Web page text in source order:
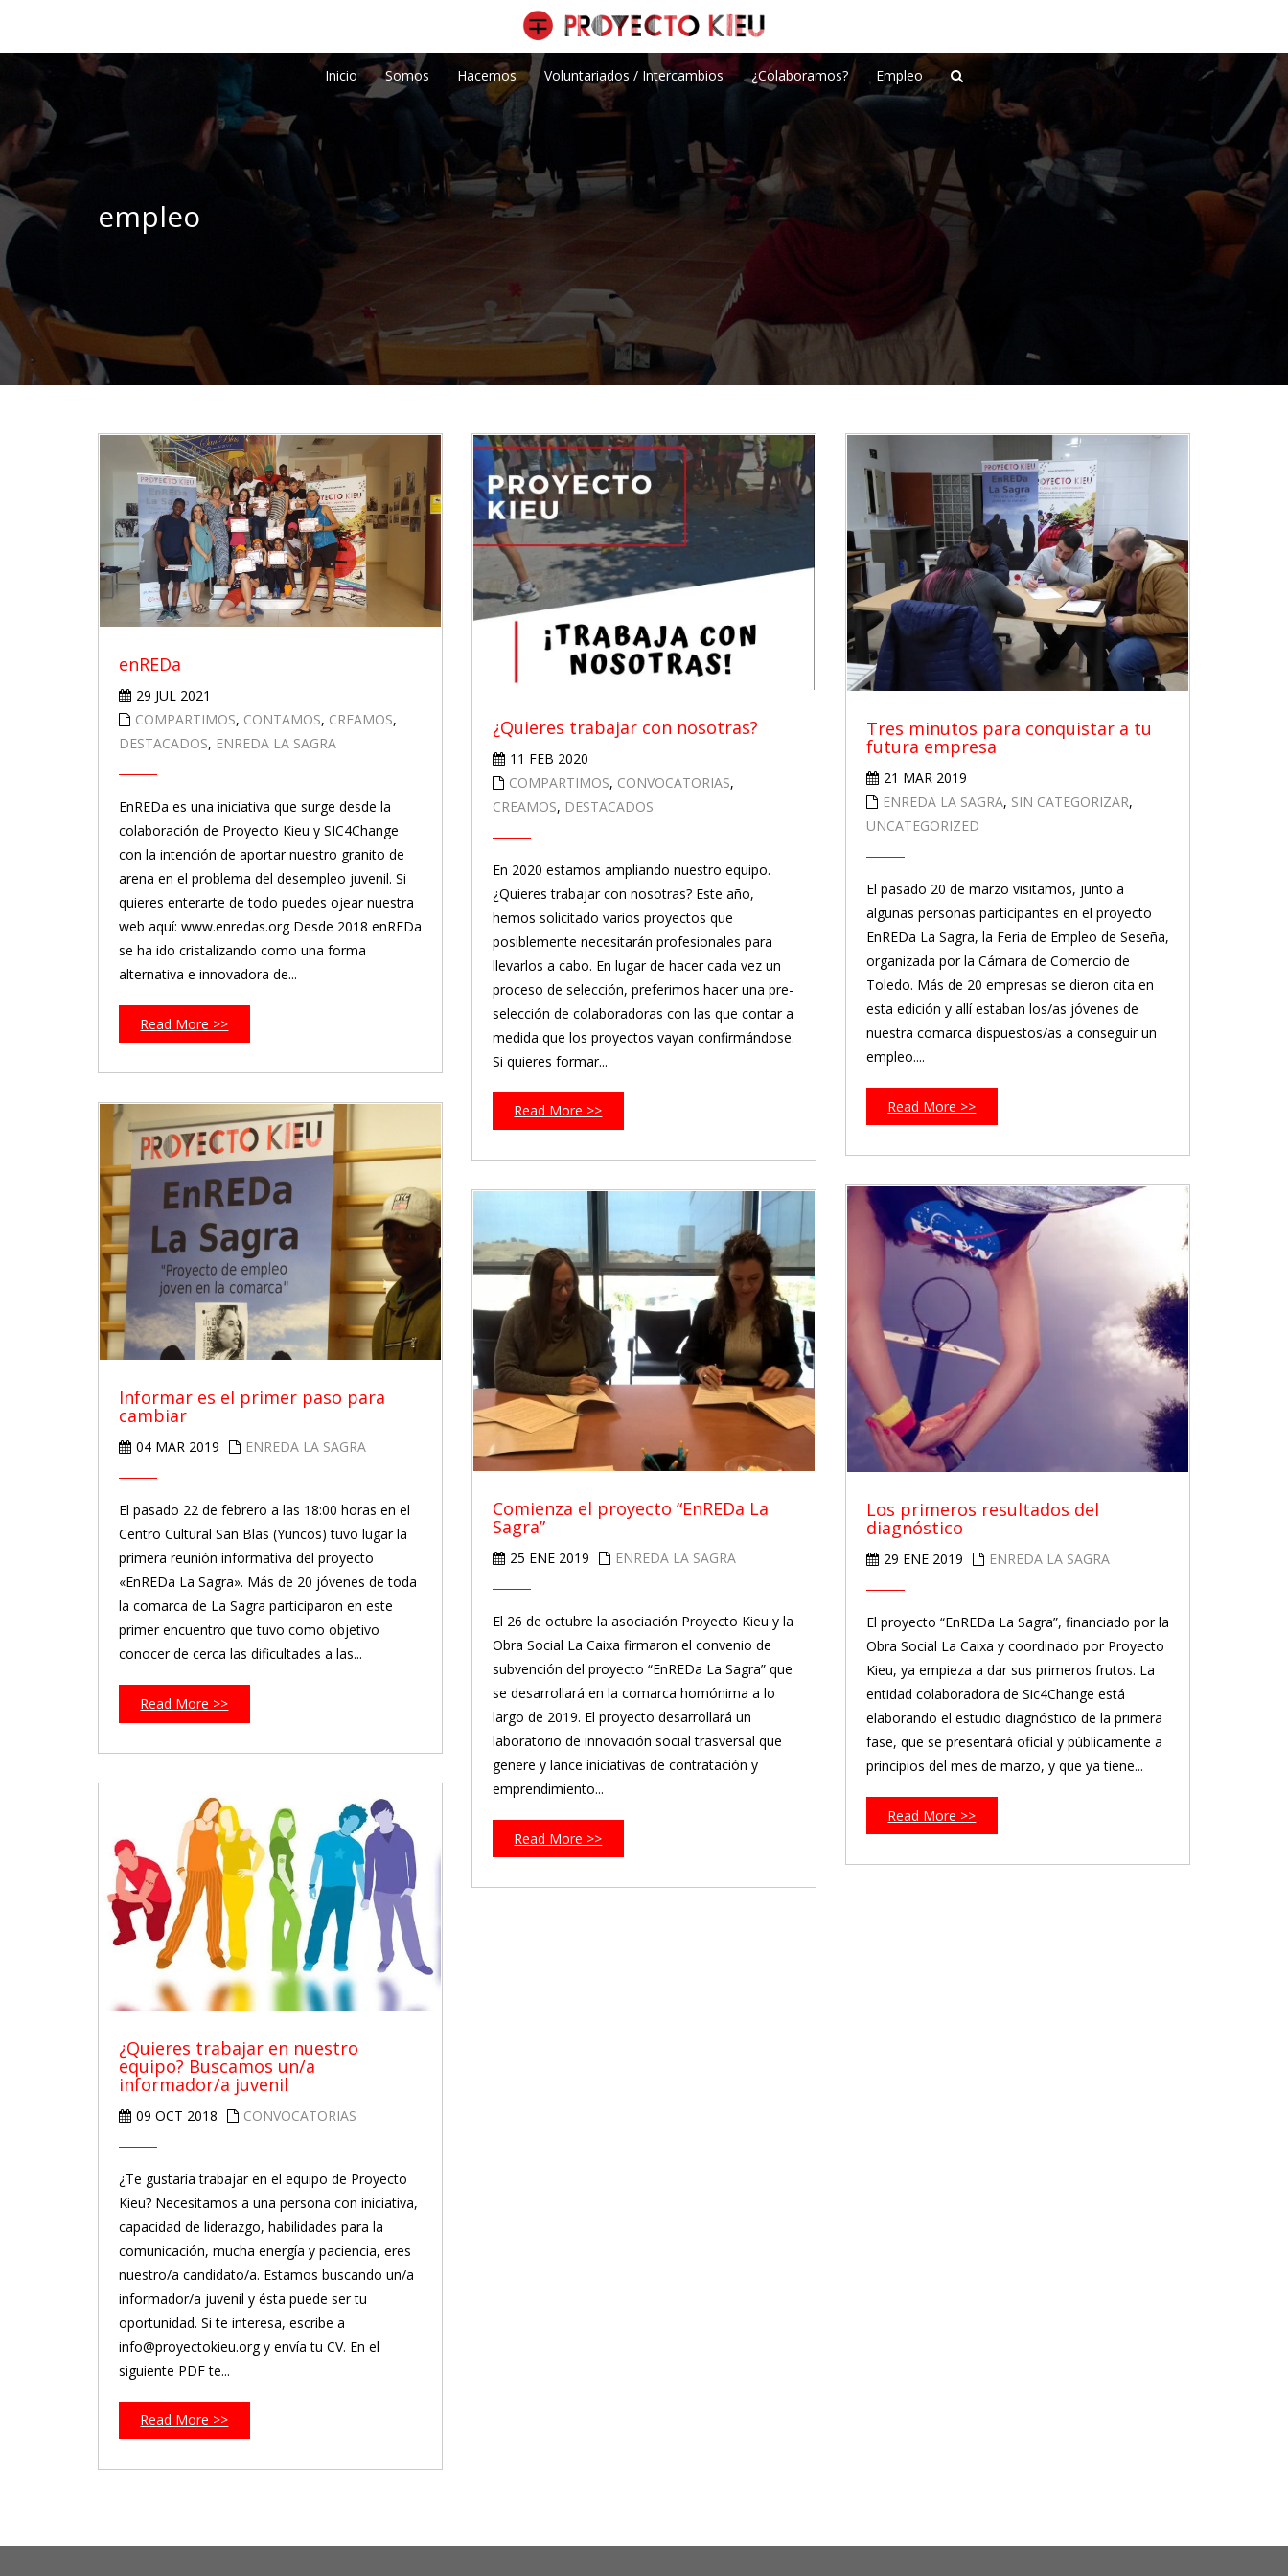
Inicio Somos Hacemos Voluntariados / Intercambios ¿Colaboramos? Empleo
empleo
enREDa
29 JUL 2021
COMPARTIMOS, CONTAMOS, CREAMOS,
DESTACADOS, ENREDA LA SAGRA
EnREDa es una iniciativa que surge desde la
colaboración de Proyecto Kieu y SIC4Change
con la intención de aportar nuestro granito de
arena en el problema del desempleo juvenil. Si
quieres enterarte de todo puedes ojear nuestra
web aquí: www.enredas.org Desde 2018 enREDa
se ha ido cristalizando como una forma
alternativa e innovadora de...
Read More >>
¿Quieres trabajar con nosotras?
11 FEB 2020
COMPARTIMOS, CONVOCATORIAS,
CREAMOS, DESTACADOS
En 2020 estamos ampliando nuestro equipo.
¿Quieres trabajar con nosotras? Este año,
hemos solicitado varios proyectos que
posiblemente necesitarán profesionales para
llevarlos a cabo. En lugar de hacer cada vez un
proceso de selección, preferimos hacer una pre-
selección de colaboradoras con las que contar a
medida que los proyectos vayan confirmándose.
Si quieres formar...
Read More >>
Tres minutos para conquistar a tu
futura empresa
21 MAR 2019
ENREDA LA SAGRA, SIN CATEGORIZAR,
UNCATEGORIZED
El pasado 20 de marzo visitamos, junto a
algunas personas participantes en el proyecto
EnREDa La Sagra, la Feria de Empleo de Seseña,
organizada por la Cámara de Comercio de
Toledo. Más de 20 empresas se dieron cita en
esta edición y allí estaban los/as jóvenes de
nuestra comarca dispuestos/as a conseguir un
empleo....
Read More >>
Informar es el primer paso para
cambiar
04 MAR 2019 ENREDA LA SAGRA
El pasado 22 de febrero a las 18:00 horas en el
Centro Cultural San Blas (Yuncos) tuvo lugar la
primera reunión informativa del proyecto
«EnREDa La Sagra». Más de 20 jóvenes de toda
la comarca de La Sagra participaron en este
primer encuentro que tuvo como objetivo
conocer de cerca las dificultades a las...
Read More >>
Los primeros resultados del
diagnóstico
29 ENE 2019 ENREDA LA SAGRA
El proyecto “EnREDa La Sagra”, financiado por la
Obra Social La Caixa y coordinado por Proyecto
Kieu, ya empieza a dar sus primeros frutos. La
entidad colaboradora de Sic4Change está
elaborando el estudio diagnóstico de la primera
fase, que se presentará oficial y públicamente a
principios del mes de marzo, y que ya tiene...
Read More >>
Comienza el proyecto “EnREDa La
Sagra”
25 ENE 2019 ENREDA LA SAGRA
El 26 de octubre la asociación Proyecto Kieu y la
Obra Social La Caixa firmaron el convenio de
subvención del proyecto “EnREDa La Sagra” que
se desarrollará en la comarca homónima a lo
largo de 2019. El proyecto desarrollará un
laboratorio de innovación social trasversal que
genere y lance iniciativas de contratación y
emprendimiento...
Read More >>
¿Quieres trabajar en nuestro
equipo? Buscamos un/a
informador/a juvenil
09 OCT 2018 CONVOCATORIAS
¿Te gustaría trabajar en el equipo de Proyecto
Kieu? Necesitamos a una persona con iniciativa,
capacidad de liderazgo, habilidades para la
comunicación, mucha energía y paciencia, eres
nuestro/a candidato/a. Estamos buscando un/a
informador/a juvenil y ésta puede ser tu
oportunidad. Si te interesa, escribe a
info@proyectokieu.org y envía tu CV. En el
siguiente PDF te...
Read More >>